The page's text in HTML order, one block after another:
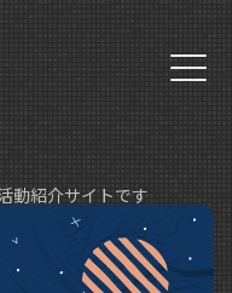
動紹介サイトです